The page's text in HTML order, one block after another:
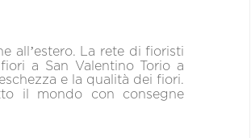
all’estero. La rete di fioristi
a San Valentino Torio a
e la qualità dei fiori.
il mondo con consegne